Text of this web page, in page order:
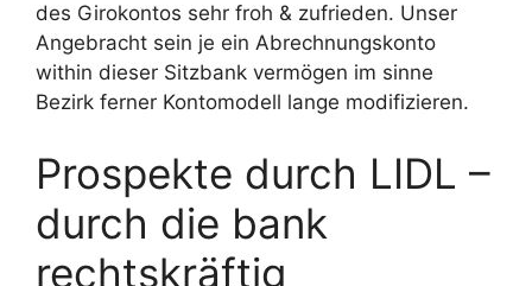
des Girokontos sehr froh & zufrieden. Unser
Angebracht sein je ein Abrechnungskonto
within dieser Sitzbank vermögen im sinne
Bezirk ferner Kontomodell lange modifizieren.
Prospekte durch LIDL –
durch die bank
rechtskräftig